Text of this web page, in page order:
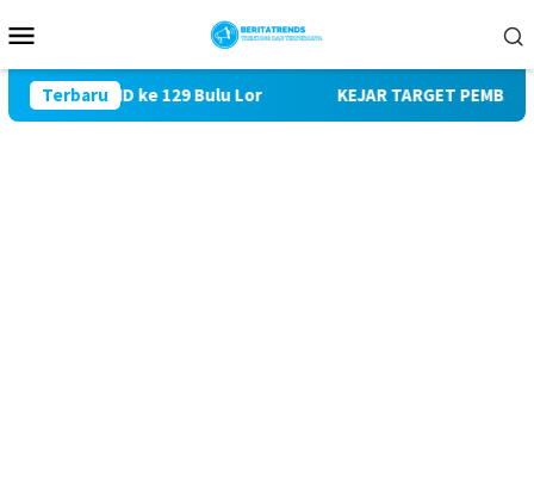
ke
Mobile
Terbaru
ke 129 Bulu Lor KEJAR TARGET PEMBANGUNAN